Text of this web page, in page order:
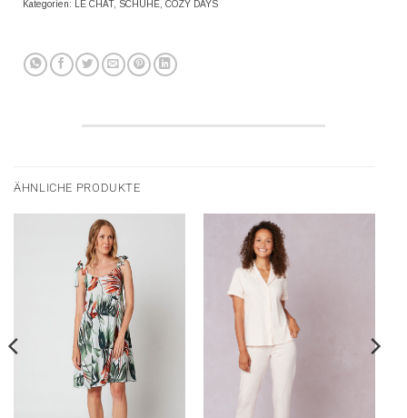
Kategorien: LE CHAT, SCHUHE COZY DAYS
ÄHNLICHE PRODUKTE